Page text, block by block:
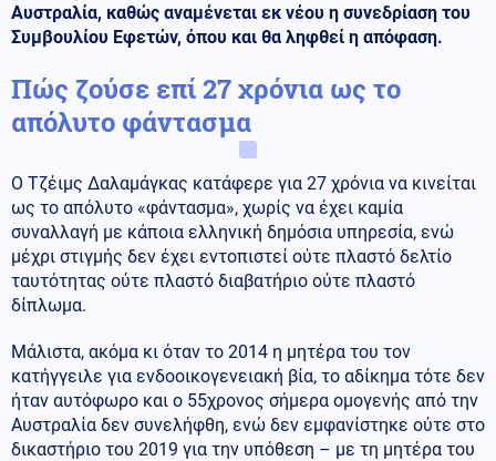
Αυστραλία, καθώς αναμένεται εκ νέου η συνεδρίαση του
Συμβουλίου Εφετών, όπου και θα ληφθεί η απόφαση.
Πώς ζούσε επί 27 χρόνια ως το
απόλυτο φάντασμα
Ο Τζέιμς Δαλαμάγκας κατάφερε για 27 χρόνια να κινείται
ως το απόλυτο «φάντασμα», χωρίς να έχει καμία
συναλλαγή με κάποια ελληνική δημόσια υπηρεσία, ενώ
μέχρι στιγμής δεν έχει εντοπιστεί ούτε πλαστό δελτίο
ταυτότητας ούτε πλαστό διαβατήριο ούτε πλαστό
δίπλωμα.
Μάλιστα, ακόμα κι όταν το 2014 η μητέρα του τον
κατήγγειλε για ενδοοικογενειακή βία, το αδίκημα τότε δεν
ήταν αυτόφωρο και ο 55χρονος σήμερα ομογενής από την
Αυστραλία δεν συνελήφθη, ενώ δεν εμφανίστηκε ούτε στο
δικαστήριο του 2019 για την υπόθεση – με τη μητέρα του